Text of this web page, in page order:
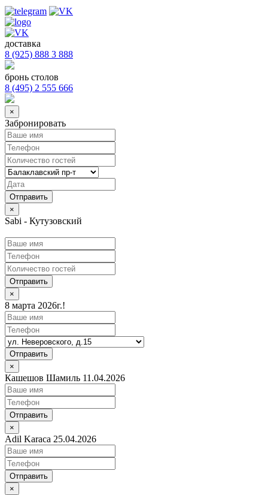
доставка
8 (925) 888 3 888
бронь столов
8 (495) 2 555 666
×
Забронировать
×
Sabi - Кутузовский
Отправить
×
8 марта 2026г.!
Отправить
×
Кашешов Шамиль 11.04.2026
Отправить
×
Adil Karaca 25.04.2026
Отправить
×